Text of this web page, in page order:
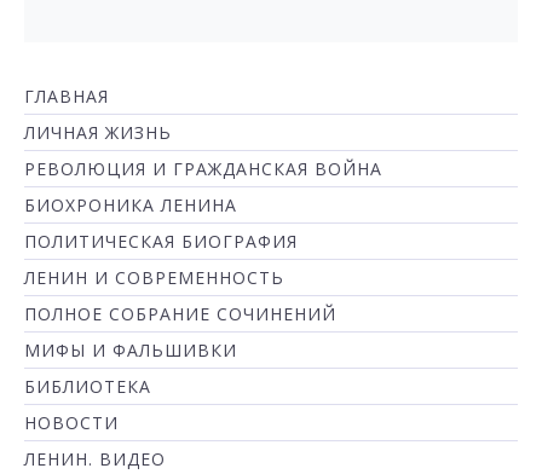
ГЛАВНАЯ
ЛИЧНАЯ ЖИЗНЬ
РЕВОЛЮЦИЯ И ГРАЖДАНСКАЯ ВОЙНА
БИОХРОНИКА ЛЕНИНА
ПОЛИТИЧЕСКАЯ БИОГРАФИЯ
ЛЕНИН И СОВРЕМЕННОСТЬ
ПОЛНОЕ СОБРАНИЕ СОЧИНЕНИЙ
МИФЫ И ФАЛЬШИВКИ
БИБЛИОТЕКА
НОВОСТИ
ЛЕНИН. ВИДЕО